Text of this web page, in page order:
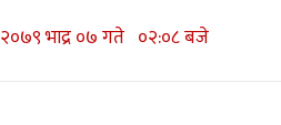
२०७९ भाद्र ०७ गते ०२:०८ बजे